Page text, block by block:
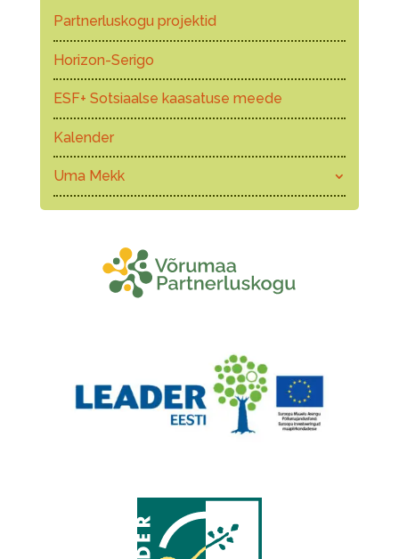
Partnerluskogu projektid
Horizon-Serigo
ESF+ Sotsiaalse kaasatuse meede
Kalender
Uma Mekk